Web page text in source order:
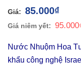
95.000
85.000₫
Nước Nhuộm Hoa
khẩu công nghệ